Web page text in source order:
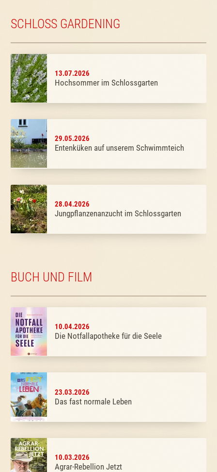
SCHLOSS GARDENING
13.07.2026
Hochsommer im Schlossgarten
29.05.2026
Entenküken auf unserem Schwimmteich
28.04.2026
Jungpflanzenanzucht im Schlossgarten
BUCH UND FILM
10.04.2026
Die Notfallapotheke für die Seele
23.03.2026
Das fast normale Leben
10.03.2026
Agrar-Rebellion Jetzt